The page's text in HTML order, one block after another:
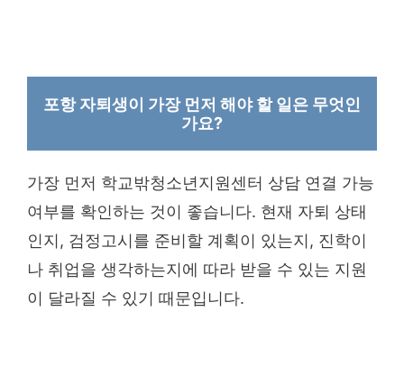
포항 자퇴생이 가장 먼저 해야 할 일은 무엇인
가요?
가장 먼저 학교밖청소년지원센터 상담 연결 가능
여부를 확인하는 것이 좋습니다. 현재 자퇴 상태
인지, 검정고시를 준비할 계획이 있는지, 진학이
나 취업을 생각하는지에 따라 받을 수 있는 지원
이 달라질 수 있기 때문입니다.